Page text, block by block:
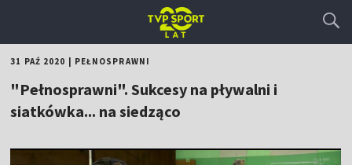
31 PAŹ 2020 PEŁNOSPRAWNI
"Pełnosprawni". Sukcesy na pływalni i
siatkówka... na siedząco